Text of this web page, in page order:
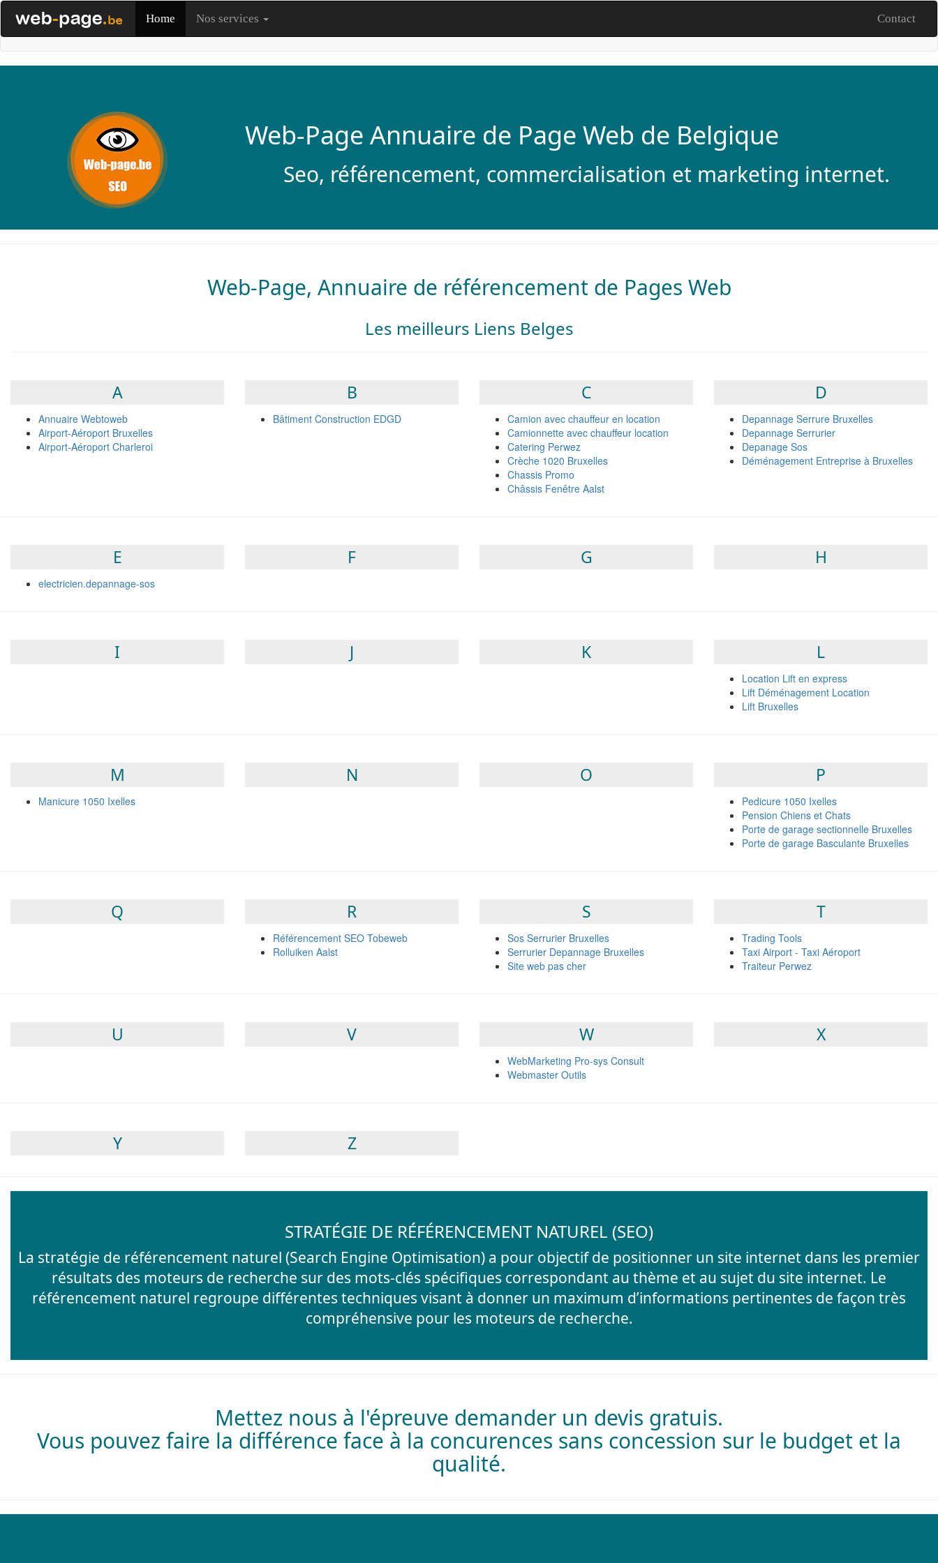
Home Nos services Contact
Web-Page Annuaire de Page Web de Belgique
Seo, référencement, commercialisation et marketing internet.
Web-Page, Annuaire de référencement de Pages Web
Les meilleurs Liens Belges
A
Annuaire Webtoweb
Airport-Aéroport Bruxelles
Airport-Aéroport Charleroi
B
Bâtiment Construction EDGD
C
Camion avec chauffeur en location
Camionnette avec chauffeur location
Catering Perwez
Crèche 1020 Bruxelles
Chassis Promo
Châssis Fenêtre Aalst
D
Depannage Serrure Bruxelles
Depannage Serrurier
Depanage Sos
Déménagement Entreprise à Bruxelles
E
electricien.depannage-sos
F G H
I J K L
Location Lift en express
Lift Déménagement Location
Lift Bruxelles
M
Manicure 1050 Ixelles
N O P
Pedicure 1050 Ixelles
Pension Chiens et Chats
Porte de garage sectionnelle Bruxelles
Porte de garage Basculante Bruxelles
Q R
Référencement SEO Tobeweb
Rolluiken Aalst
S
Sos Serrurier Bruxelles
Serrurier Depannage Bruxelles
Site web pas cher
T
Trading Tools
Taxi Airport - Taxi Aéroport
Traiteur Perwez
U V W
WebMarketing Pro-sys Consult
Webmaster Outils
X
Y Z
STRATÉGIE DE RÉFÉRENCEMENT NATUREL (SEO)
La stratégie de référencement naturel (Search Engine Optimisation) a pour objectif de positionner un site internet dans les premier
résultats des moteurs de recherche sur des mots-clés spécifiques correspondant au thème et au sujet du site internet. Le
référencement naturel regroupe différentes techniques visant à donner un maximum d’informations pertinentes de façon très
compréhensive pour les moteurs de recherche.
Mettez nous à l'épreuve demander un devis gratuis.
Vous pouvez faire la différence face à la concurences sans concession sur le budget et la
qualité.